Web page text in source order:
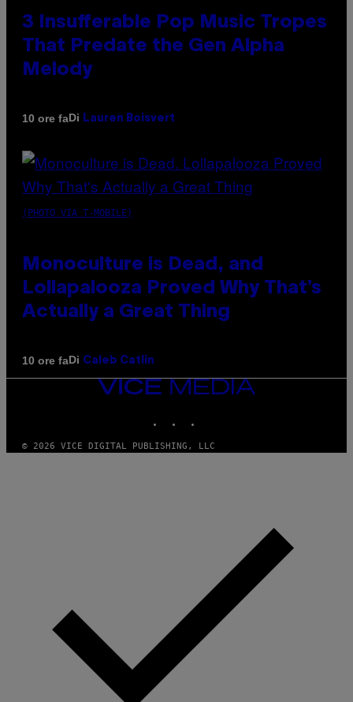
3 Insufferable Pop Music Tropes
That Predate the Gen Alpha
Melody
10 ore faDi Lauren Boisvert
(PHOTO VIA T-MOBILE)
Monoculture is Dead, and
Lollapalooza Proved Why That’s
Actually a Great Thing
10 ore faDi Caleb Catlin
VICE
© 2026 VICE DIGITAL PUBLISHING, LLC